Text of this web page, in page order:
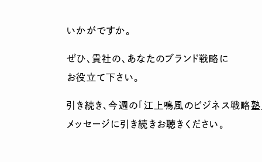
いかがですか。
ぜひ、貴社の、あなたのブランド戦略に
お役立て下さい。
引き続き、今週の「江上鳴風のビジネス戦略塾
メッセージに引き続きお聴きください。